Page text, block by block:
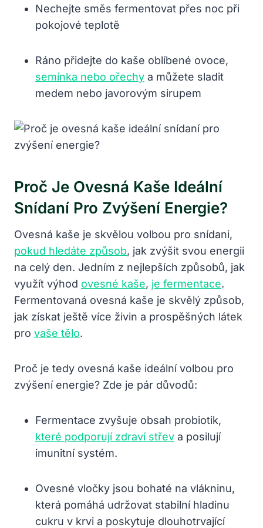
Nechejte směs fermentovat přes noc při
pokojové teplotě
Ráno přidejte do kaše oblíbené ovoce,
semínka nebo ořechy a můžete sladit
medem nebo javorovým sirupem
Proč Je Ovesná Kaše Ideální
Snídaní Pro Zvýšení Energie?
Ovesná kaše je skvělou volbou pro snídani,
pokud hledáte způsob, jak zvýšit svou energii
na celý den. Jedním z nejlepších způsobů, jak
využít výhod ovesné kaše, je fermentace.
Fermentovaná ovesná kaše je skvělý způsob,
jak získat ještě více živin a prospěšných látek
pro vaše tělo.
Proč je tedy ovesná kaše ideální volbou pro
zvýšení energie? Zde je pár důvodů:
Fermentace zvyšuje obsah probiotik,
které podporují zdraví střev a posilují
imunitní systém.
Ovesné vločky jsou bohaté na vlákninu,
která pomáhá udržovat stabilní hladinu
cukru v krvi a poskytuje dlouhotrvající